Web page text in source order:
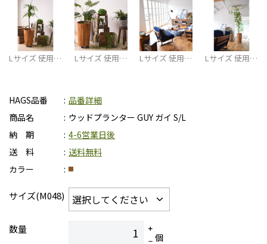
Lサイズ 使用… Lサイズ 使用… Lサイズ 使用… Lサイズ 使用…
HAGS品番
品番詳細
商品名
ウッドプランター GUY ガイ S/L
納 期
4-6営業日後
送 料
送料無料
カラー
サイズ(M048)
数量
個